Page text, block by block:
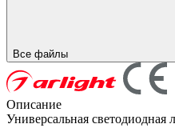
Все файлы
Описание
Универсальная